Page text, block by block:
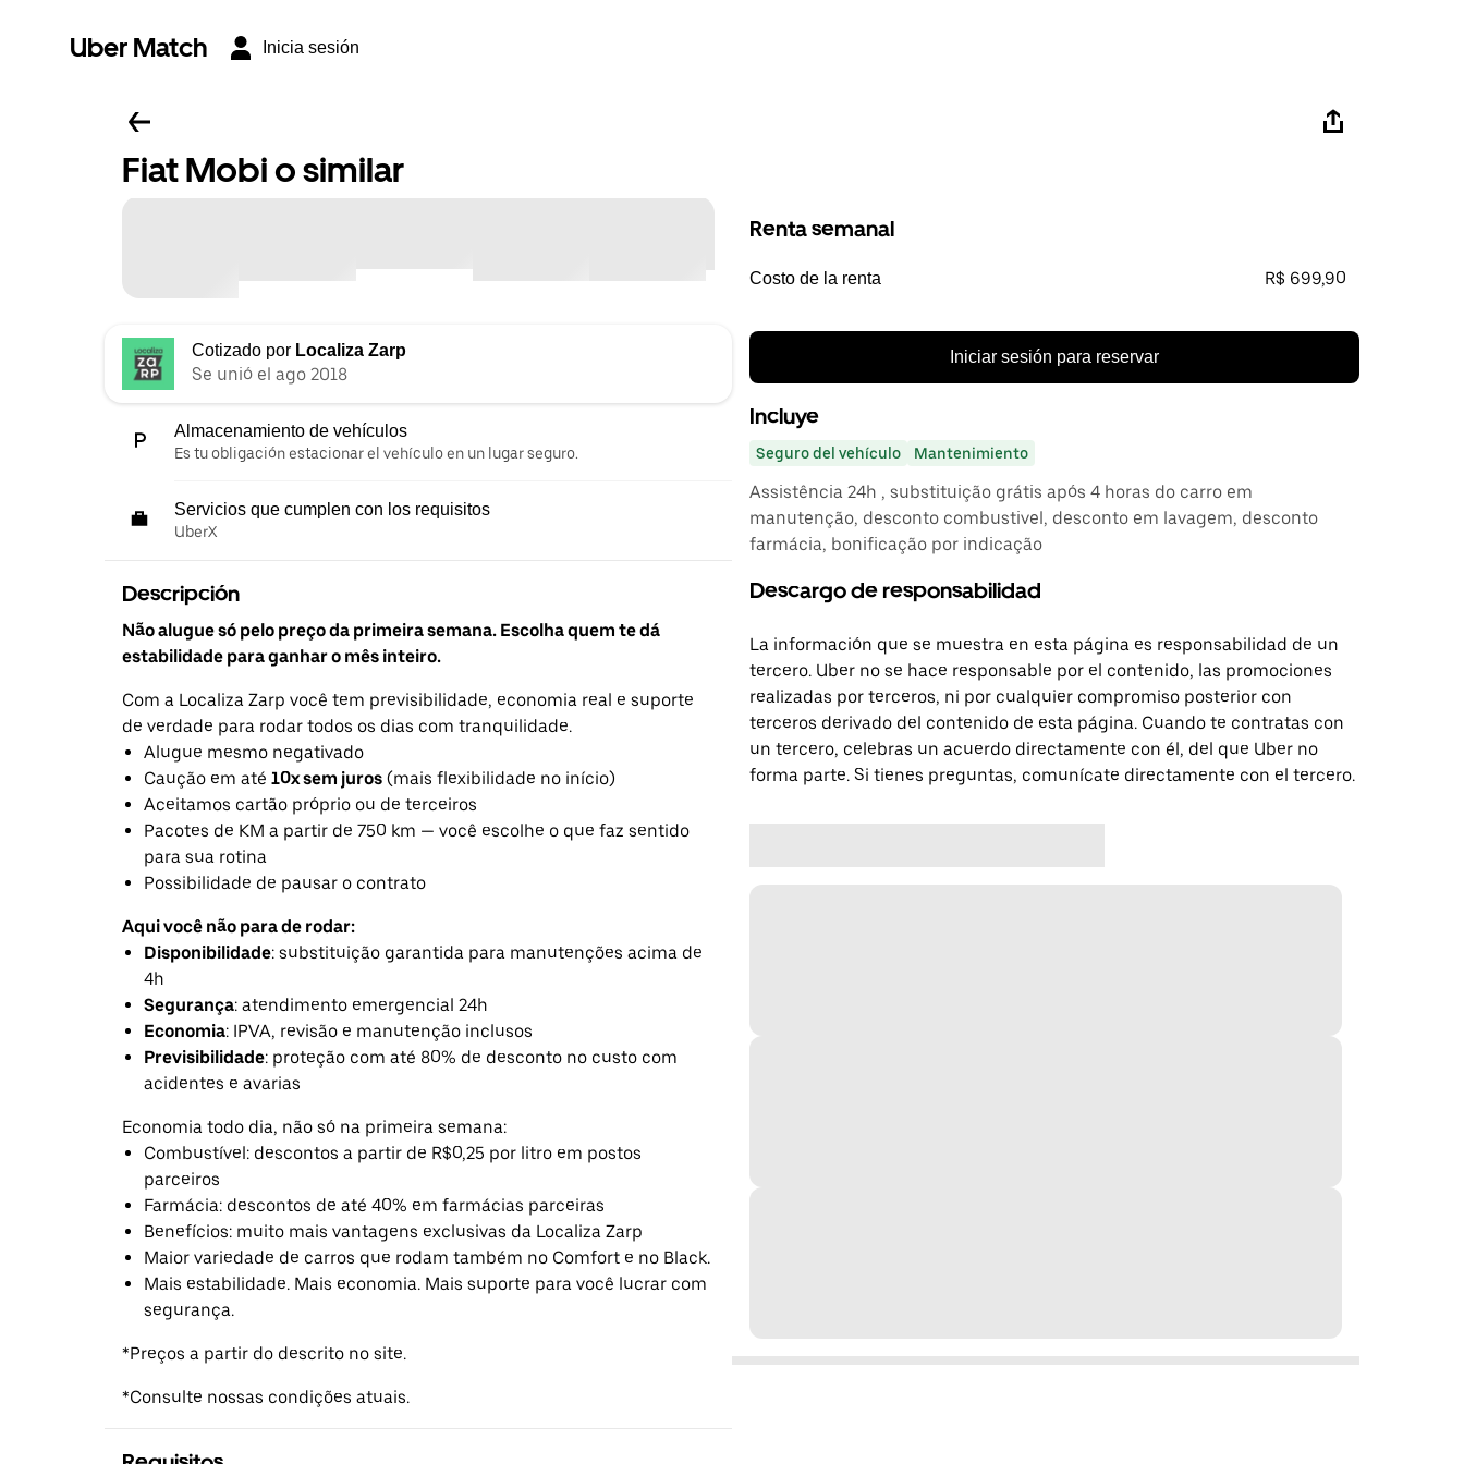
Uber Match Inicia sesión
Fiat Mobi o similar
Cotizado por Localiza Zarp
Se unió el ago 2018
Almacenamiento de vehículos
Es tu obligación estacionar el vehículo en un lugar seguro.
Servicios que cumplen con los requisitos
UberX
Descripción
Não alugue só pelo preço da primeira semana. Escolha quem te dá
estabilidade para ganhar o mês inteiro.
Com a Localiza Zarp você tem previsibilidade, economia real e suporte
de verdade para rodar todos os dias com tranquilidade.
Alugue mesmo negativado
Caução em até 10x sem juros (mais flexibilidade no início)
Aceitamos cartão próprio ou de terceiros
Pacotes de KM a partir de 750 km — você escolhe o que faz sentido
para sua rotina
Possibilidade de pausar o contrato
Aqui você não para de rodar:
Disponibilidade: substituição garantida para manutenções acima de
4h
Segurança: atendimento emergencial 24h
Economia: IPVA, revisão e manutenção inclusos
Previsibilidade: proteção com até 80% de desconto no custo com
acidentes e avarias
Economia todo dia, não só na primeira semana:
Combustível: descontos a partir de R$0,25 por litro em postos
parceiros
Farmácia: descontos de até 40% em farmácias parceiras
Benefícios: muito mais vantagens exclusivas da Localiza Zarp
Maior variedade de carros que rodam também no Comfort e no Black.
Mais estabilidade. Mais economia. Mais suporte para você lucrar com
segurança.
*Preços a partir do descrito no site.
*Consulte nossas condições atuais.
Renta semanal
Costo de la renta R$ 699,90
Iniciar sesión para reservar
Incluye
Seguro del vehículo Mantenimiento
Assistência 24h , substituição grátis após 4 horas do carro em
manutenção, desconto combustivel, desconto em lavagem, desconto
farmácia, bonificação por indicação
Descargo de responsabilidad
La información que se muestra en esta página es responsabilidad de un
tercero. Uber no se hace responsable por el contenido, las promociones
realizadas por terceros, ni por cualquier compromiso posterior con
terceros derivado del contenido de esta página. Cuando te contratas con
un tercero, celebras un acuerdo directamente con él, del que Uber no
forma parte. Si tienes preguntas, comunícate directamente con el tercero.